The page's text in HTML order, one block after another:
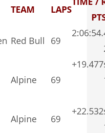
TEAM LAPS
Red Bull 69
Alpine 69
Alpine 69